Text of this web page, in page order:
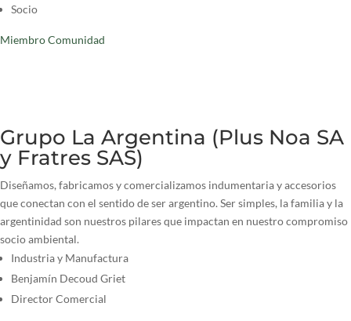
Socio
Miembro Comunidad
Grupo La Argentina (Plus Noa SA
y Fratres SAS)
Diseñamos, fabricamos y comercializamos indumentaria y accesorios
que conectan con el sentido de ser argentino. Ser simples, la familia y la
argentinidad son nuestros pilares que impactan en nuestro compromiso
socio ambiental.
Industria y Manufactura
Benjamín Decoud Griet
Director Comercial